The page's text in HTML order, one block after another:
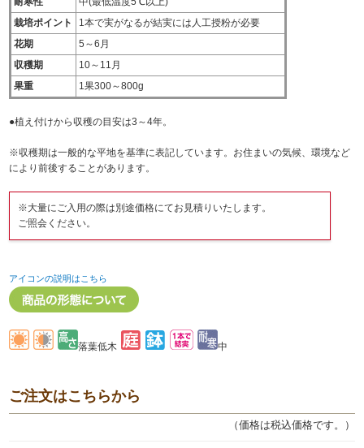
栽培ポイント
1本で実がなるが結実には人工授粉が必要
花期
5～6月
収穫期
10～11月
果重
1果300～800g
●植え付けから収穫の目安は3～4年。
※収穫期は一般的な平地を基準に表記しています。お住まいの気候、環境など
により前後することがあります。
※大量にご入用の際は別途価格にてお見積りいたします。
ご照会ください。
アイコンの説明はこちら
落葉低木 中
ご注文はこちらから
（価格は税込価格です。）